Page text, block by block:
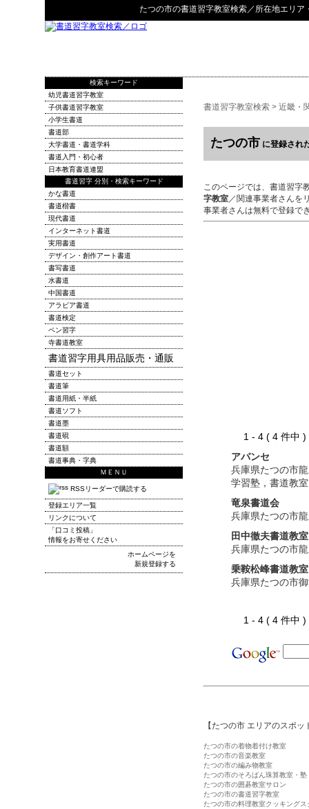
たつの市の書道習字教室検索／所在地エリア
書道習字教室検索 > 近畿・
たつの市 に登録され
このページでは、書道習字
字教室／関連事業者さんを
事業者さんは無料で登録で
1 - 4 ( 4 件
アバンセ
兵庫県たつの市
学習塾，書道教
竜泉書道会
兵庫県たつの市
田中徹夫書道教室
兵庫県たつの市
乗鞍松峰書道教室
兵庫県たつの市
1 - 4 ( 4 件
【たつの市 エリアのスポッ
たつの市の着物着付け教室
たつの市の音楽教室
たつの市の編み物教室
たつの市のそろばん珠算教室・塾
たつの市の囲碁教室サロン
たつの市の書道習字教室
たつの市の料理教室クッキングス
検索キーワード
幼児書道習字教室
子供書道習字教室
小学生書道
書道部
大学書道・書道学科
書道入門・初心者
日本教育書道連盟
書道習字 分別・検索キーワード
かな書道
書道楷書
現代書道
インターネット書道
実用書道
デザイン・創作アート書道
書写書道
水書道
中国書道
アラビア書道
書道検定
ペン習字
寺書道教室
書道習字用具用品販売・通販
書道セット
書道筆
書道用紙・半紙
書道ソフト
書道墨
書道硯
書道額
書道事典・字典
ＭＥＮＵ
RSSリーダーで購読する
登録エリア一覧
リンクについて
「口コミ投稿」
情報をお寄せください
ホームページを
新規登録する